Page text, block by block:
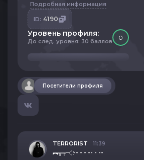
Подробная информация
ID: 4190
Уровень профиля:
До след. уровня: 30 баллов 0
Посетители профиля
TERRORIST 11:39
︻╦╤─ ҉ -- - - -- - --